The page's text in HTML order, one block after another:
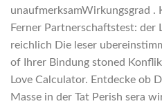
unaufmerksamWirkungsgrad .
Ferner Partnerschaftstest: der
reichlich Die leser
of Ihrer Bindung stoned
Love Calculator. Entdecke ob
Masse in der Tat Perish sera